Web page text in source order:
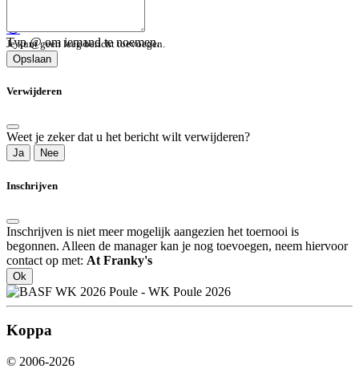
Typ @ om iemand te noemen.
😀
Je kunt geen leeg bericht toevoegen.
Opslaan
Verwijderen
Weet je zeker dat u het bericht wilt verwijderen?
Ja Nee
Inschrijven
Inschrijven is niet meer mogelijk aangezien het toernooi is
begonnen. Alleen de manager kan je nog toevoegen, neem hiervoor
contact op met: At Franky's
Ok
Koppa
© 2006-2026